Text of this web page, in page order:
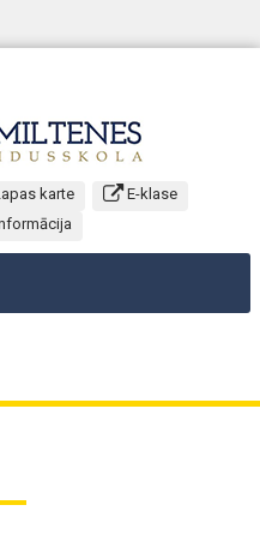
karte
E-klase